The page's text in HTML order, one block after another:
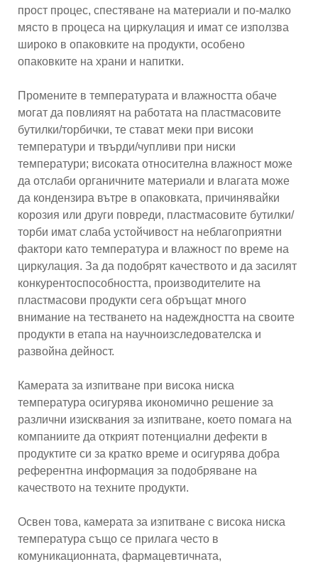
прост процес, спестяване на материали и по-малко
място в процеса на циркулация и имат се използва
широко в опаковките на продукти, особено
опаковките на храни и напитки.
Промените в температурата и влажността обаче
могат да повлияят на работата на пластмасовите
бутилки/торбички, те стават меки при високи
температури и твърди/чупливи при ниски
температури; високата относителна влажност може
да отслаби органичните материали и влагата може
да кондензира вътре в опаковката, причинявайки
корозия или други повреди, пластмасовите бутилки/
торби имат слаба устойчивост на неблагоприятни
фактори като температура и влажност по време на
циркулация. За да подобрят качеството и да засилят
конкурентоспособността, производителите на
пластмасови продукти сега обръщат много
внимание на тестването на надеждността на своите
продукти в етапа на научноизследователска и
развойна дейност.
Камерата за изпитване при висока ниска
температура осигурява икономично решение за
различни изисквания за изпитване, което помага на
компаниите да открият потенциални дефекти в
продуктите си за кратко време и осигурява добра
референтна информация за подобряване на
качеството на техните продукти.
Освен това, камерата за изпитване с висока ниска
температура също се прилага често в
комуникационната, фармацевтичната,